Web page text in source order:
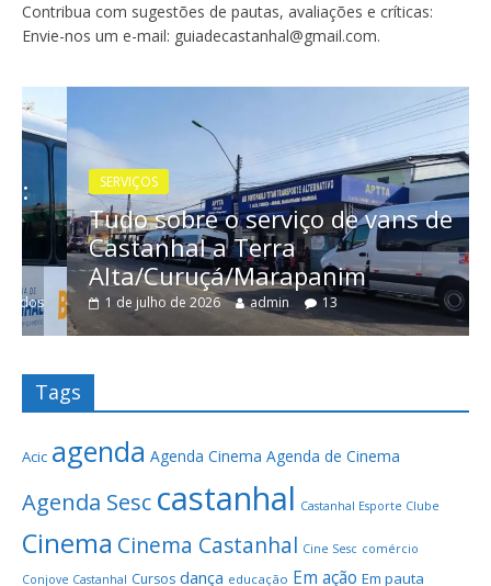
Contribua com sugestões de pautas, avaliações e críticas:
Envie-nos um e-mail: guiadecastanhal@gmail.com.
SERVIÇOS
Tudo sobre o serviço de vans de
Castanhal a Terra
Alta/Curuçá/Marapanim
1 de julho de 2026 admin 13
Tags
Acic agenda Agenda Cinema Agenda de Cinema
Agenda Sesc castanhal Castanhal Esporte Clube
Cinema Cinema Castanhal Cine Sesc comércio
Conjove Castanhal Cursos dança educação Em ação Em pauta